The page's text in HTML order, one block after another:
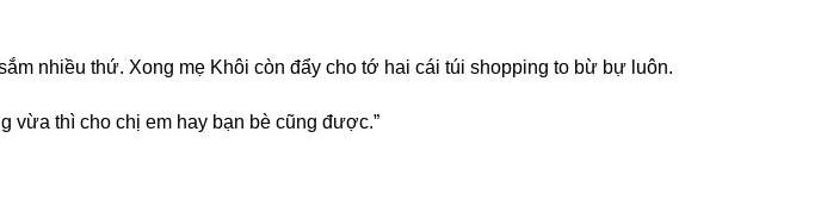
nhiều thứ. Xong mẹ Khôi còn đẩy cho tớ hai cái túi shopping to bừ bự luôn.
vừa thì cho chị em hay bạn bè cũng được.”